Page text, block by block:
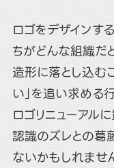
ロゴをデザインす
ちがどんな組織だ
造形に落とし込む
い」を追い求める
ロゴリニューアル
認識のズレとの葛
ないかもしれませ